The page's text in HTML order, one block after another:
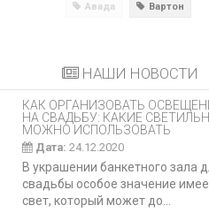
Авада Вартон
НАШИ НОВОСТИ
КАК ОРГАНИЗОВАТЬ
НА СВАДЬБУ: КАКИЕ
МОЖНО ИСПОЛЬЗОВАТЬ
Дата: 24.12.2020
В украшении банкетного зала
свадьбы особое значение
свет, который может до...